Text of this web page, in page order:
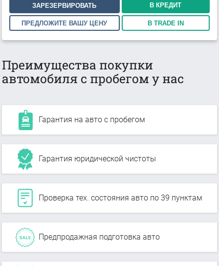
ЗАРЕЗЕРВИРОВАТЬ В КРЕДИТ
ПРЕДЛОЖИТЕ ВАШУ ЦЕНУ В TRADE IN
Преимущества покупки
автомобиля с пробегом у нас
Гарантия на авто с пробегом
Гарантия юридической чистоты
Проверка тех. состояния авто по 39 пунктам
Предпродажная подготовка авто